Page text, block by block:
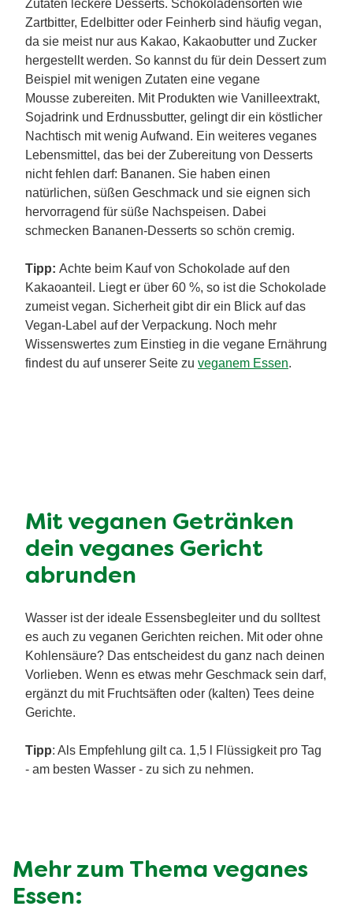
Zutaten leckere Desserts. Schokoladensorten wie
Zartbitter, Edelbitter oder Feinherb sind häufig vegan,
da sie meist nur aus Kakao, Kakaobutter und Zucker
hergestellt werden. So kannst du für dein Dessert zum
Beispiel mit wenigen Zutaten eine vegane
Mousse zubereiten. Mit Produkten wie Vanilleextrakt,
Sojadrink und Erdnussbutter, gelingt dir ein köstlicher
Nachtisch mit wenig Aufwand. Ein weiteres veganes
Lebensmittel, das bei der Zubereitung von Desserts
nicht fehlen darf: Bananen. Sie haben einen
natürlichen, süßen Geschmack und sie eignen sich
hervorragend für süße Nachspeisen. Dabei
schmecken Bananen-Desserts so schön cremig.
Tipp: Achte beim Kauf von Schokolade auf den
Kakaoanteil. Liegt er über 60 %, so ist die Schokolade
zumeist vegan. Sicherheit gibt dir ein Blick auf das
Vegan-Label auf der Verpackung. Noch mehr
Wissenswertes zum Einstieg in die vegane Ernährung
findest du auf unserer Seite zu veganem Essen.
Mit veganen Getränken
dein veganes Gericht
abrunden
Wasser ist der ideale Essensbegleiter und du solltest
es auch zu veganen Gerichten reichen. Mit oder ohne
Kohlensäure? Das entscheidest du ganz nach deinen
Vorlieben. Wenn es etwas mehr Geschmack sein darf,
ergänzt du mit Fruchtsäften oder (kalten) Tees deine
Gerichte.
Tipp: Als Empfehlung gilt ca. 1,5 l Flüssigkeit pro Tag
- am besten Wasser - zu sich zu nehmen.
Mehr zum Thema veganes
Essen: